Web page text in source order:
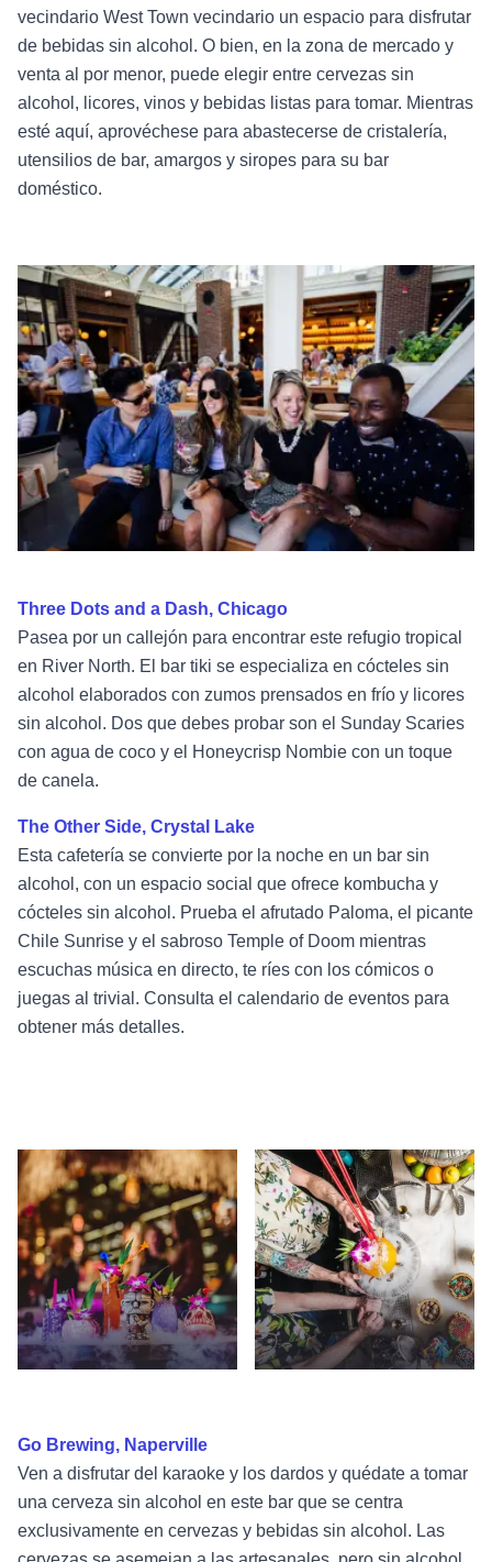
vecindario West Town vecindario un espacio para disfrutar
de bebidas sin alcohol. O bien, en la zona de mercado y
venta al por menor, puede elegir entre cervezas sin
alcohol, licores, vinos y bebidas listas para tomar. Mientras
esté aquí, aprovéchese para abastecerse de cristalería,
utensilios de bar, amargos y siropes para su bar
doméstico.
Three Dots and a Dash, Chicago
Pasea por un callejón para encontrar este refugio tropical
en River North. El bar tiki se especializa en cócteles sin
alcohol elaborados con zumos prensados en frío y licores
sin alcohol. Dos que debes probar son el Sunday Scaries
con agua de coco y el Honeycrisp Nombie con un toque
de canela.
The Other Side, Crystal Lake
Esta cafetería se convierte por la noche en un bar sin
alcohol, con un espacio social que ofrece kombucha y
cócteles sin alcohol. Prueba el afrutado Paloma, el picante
Chile Sunrise y el sabroso Temple of Doom mientras
escuchas música en directo, te ríes con los cómicos o
juegas al trivial. Consulta el calendario de eventos para
obtener más detalles.
Go Brewing, Naperville
Ven a disfrutar del karaoke y los dardos y quédate a tomar
una cerveza sin alcohol en este bar que se centra
exclusivamente en cervezas y bebidas sin alcohol. Las